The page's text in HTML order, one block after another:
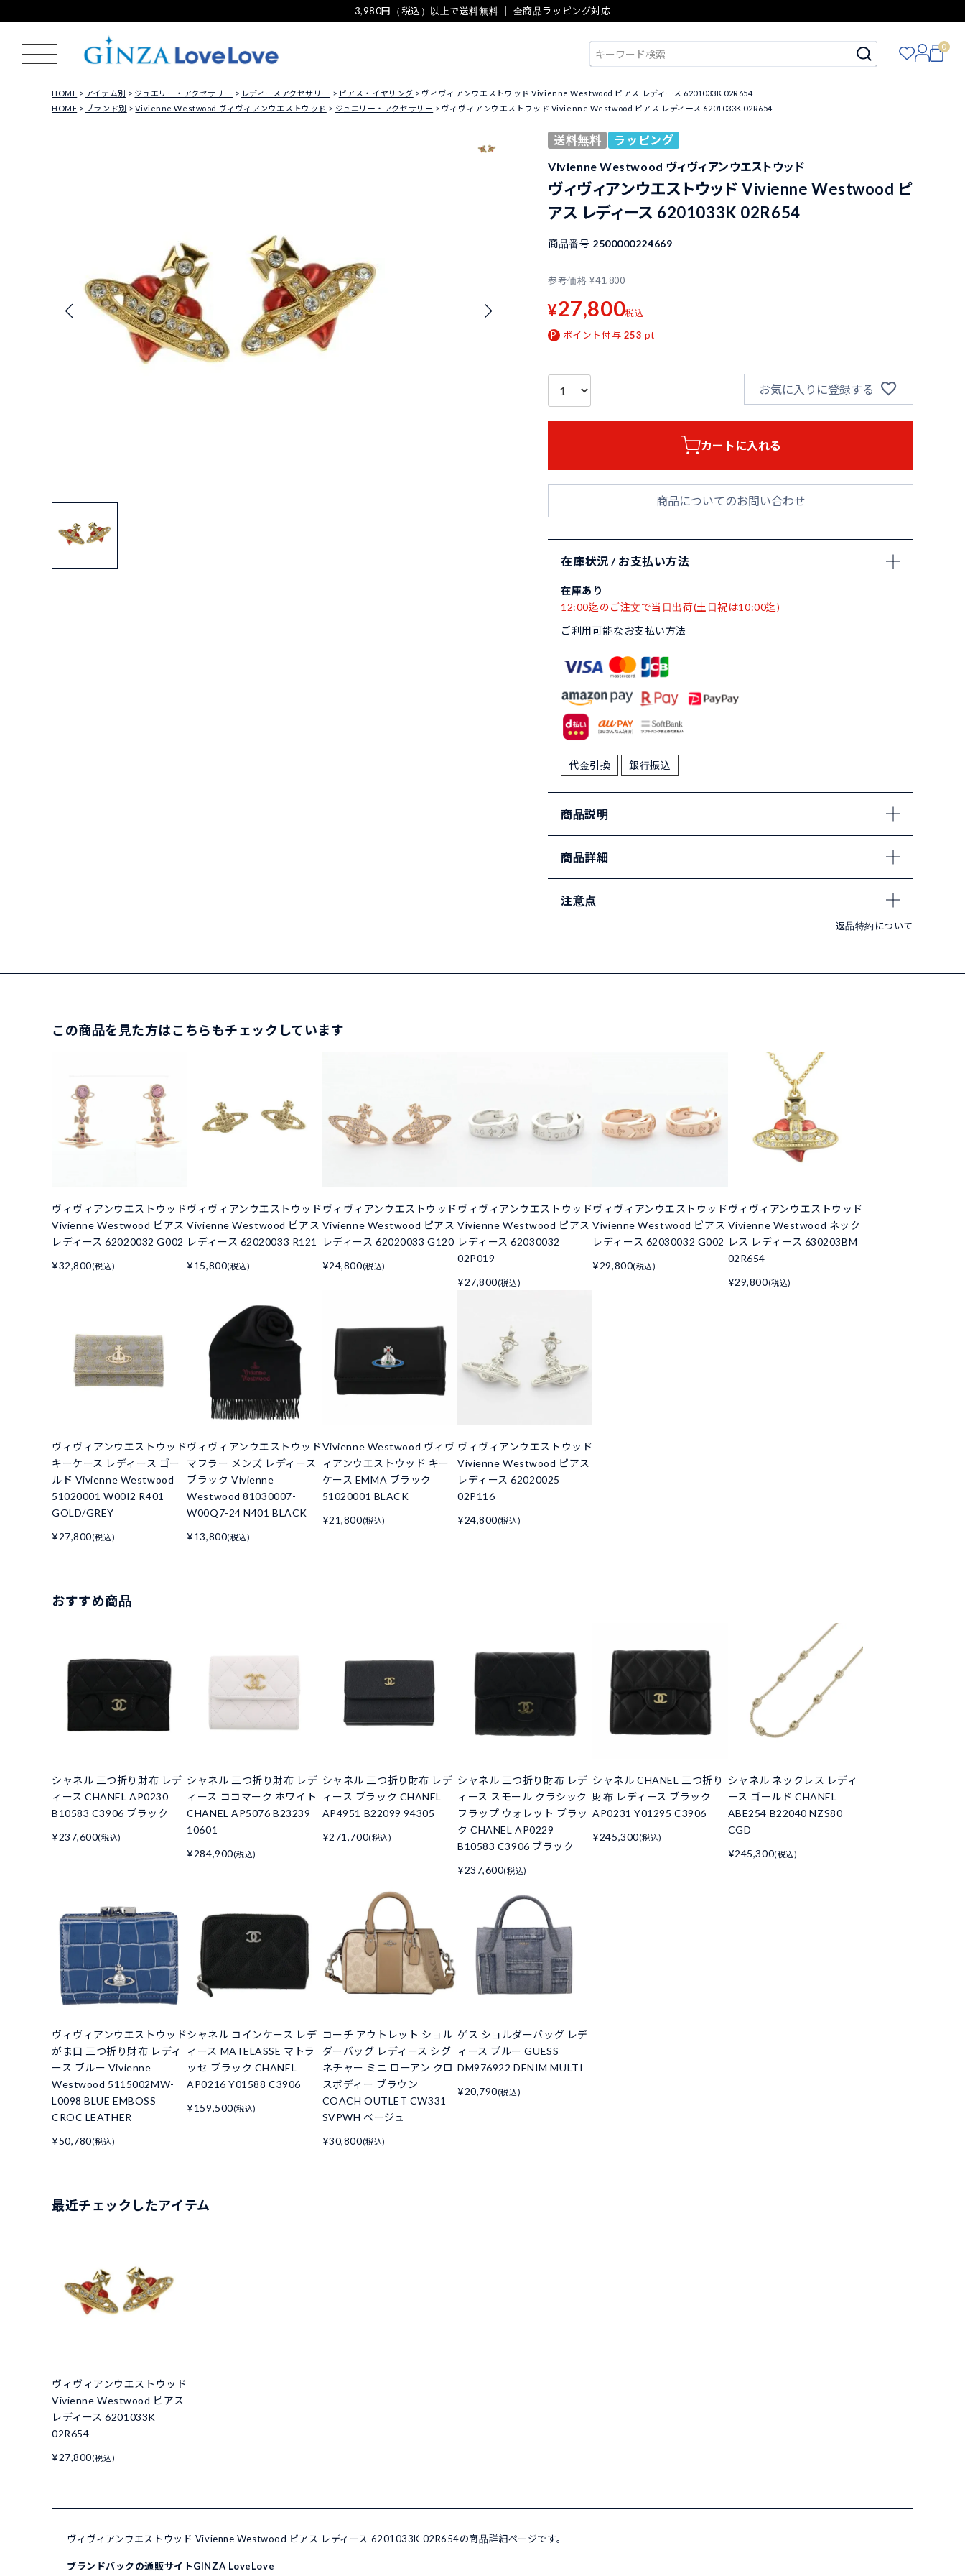
3,980円（税込）以上で送料無料 ｜ 全商品ラッピング対応
0
HOME アイテム別 ジュエリー・アクセサリー レディースアクセサリー ピアス・イヤリング
ヴィヴィアンウエストウッド Vivienne Westwood ピアス レディース 6201033K 02R654
HOME
ブランド別 Vivienne Westwood ヴィヴィアンウエストウッド ジュエリー・アクセサリー ヴィヴィアンウエストウッド Vivienne Westwood ピアス レディース 6201033K 02R654
送料無料
ラッピング
Vivienne Westwood ヴィヴィアンウエストウッド
ヴィヴィアンウエストウッド Vivienne Westwood ピ
アス レディース 6201033K 02R654
商品番号 2500000224669
参考価格 ¥41,800
¥27,800税込
ポイント付与 253 pt
お気に入りに登録する
カートに入れる
商品についてのお問い合わせ
在庫状況 / お支払い方法
在庫あり
12:00迄のご注文で当日出荷(土日祝は10:00迄)
ご利用可能なお支払い方法
代金引換 銀行振込
商品説明
商品詳細
注意点
返品特約について
この商品を見た方はこちらもチェックしています
ヴィヴィアンウエストウッド
Vivienne Westwood ピアス
レディース 62020032 G002
¥32,800(税込)
ヴィヴィアンウエストウッド
Vivienne Westwood ピアス
レディース 62020033 R121
¥15,800(税込)
ヴィヴィアンウエストウッド
Vivienne Westwood ピアス
レディース 62020033 G120
¥24,800(税込)
ヴィヴィアンウエストウッド
Vivienne Westwood ピアス
レディース 62030032
02P019
¥27,800(税込)
ヴィヴィアンウエストウッド
Vivienne Westwood ピアス
レディース 62030032 G002
¥29,800(税込)
ヴィヴィアンウエストウッド
Vivienne Westwood ネック
レス レディース 630203BM
02R654
¥29,800(税込)
ヴィヴィアンウエストウッド
キーケース レディース ゴー
ルド Vivienne Westwood
51020001 W00I2 R401
GOLD/GREY
¥27,800(税込)
ヴィヴィアンウエストウッド
マフラー メンズ レディース
ブラック Vivienne
Westwood 81030007-
W00Q7-24 N401 BLACK
¥13,800(税込)
Vivienne Westwood ヴィヴ
ィアンウエストウッド キー
ケース EMMA ブラック
51020001 BLACK
¥21,800(税込)
ヴィヴィアンウエストウッド
Vivienne Westwood ピアス
レディース 62020025
02P116
¥24,800(税込)
おすすめ商品
シャネル 三つ折り財布 レデ
ィース CHANEL AP0230
B10583 C3906 ブラック
¥237,600(税込)
シャネル 三つ折り財布 レデ
ィース ココマーク ホワイト
CHANEL AP5076 B23239
10601
¥284,900(税込)
シャネル 三つ折り財布 レデ
ィース ブラック CHANEL
AP4951 B22099 94305
¥271,700(税込)
シャネル 三つ折り財布 レデ
ィース スモール クラシック
フラップ ウォレット ブラッ
ク CHANEL AP0229
B10583 C3906 ブラック
¥237,600(税込)
シャネル CHANEL 三つ折り
財布 レディース ブラック
AP0231 Y01295 C3906
¥245,300(税込)
シャネル ネックレス レディ
ース ゴールド CHANEL
ABE254 B22040 NZS80
CGD
¥245,300(税込)
ヴィヴィアンウエストウッド
がま口 三つ折り財布 レディ
ース ブルー Vivienne
Westwood 5115002MW-
L0098 BLUE EMBOSS
CROC LEATHER
¥50,780(税込)
シャネル コインケース レデ
ィース MATELASSE マトラ
ッセ ブラック CHANEL
AP0216 Y01588 C3906
¥159,500(税込)
コーチ アウトレット ショル
ダーバッグ レディース シグ
ネチャー ミニ ローアン クロ
スボディー ブラウン
COACH OUTLET CW331
SVPWH ベージュ
¥30,800(税込)
ゲス ショルダーバッグ レデ
ィース ブルー GUESS
DM976922 DENIM MULTI
¥20,790(税込)
最近チェックしたアイテム
ヴィヴィアンウエストウッド
Vivienne Westwood ピアス
レディース 6201033K
02R654
¥27,800(税込)
ヴィヴィアンウエストウッド Vivienne Westwood ピアス レディース 6201033K 02R654の商品詳細ページです。
ブランドバックの通販サイトGINZA LoveLove